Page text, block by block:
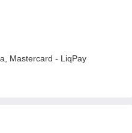
Mastercard - LiqPay